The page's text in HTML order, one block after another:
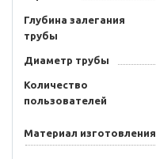
Глубина залегания
трубы
Диаметр трубы
Количество
пользователей
Материал изготовления